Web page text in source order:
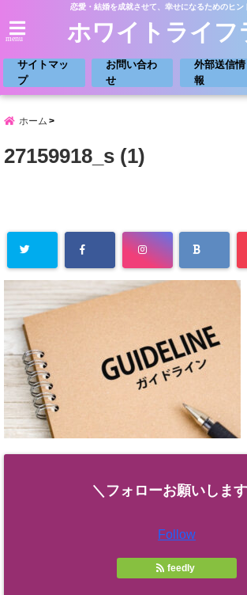
恋愛・結婚を成就させて、幸せになるためのヒン
menu ホワイトライフ
サイトマッ
プ
お問い合わ
せ
外部送信情
報
ホーム
27159918_s (1)
＼フォローお願いしま
Follow
feedly